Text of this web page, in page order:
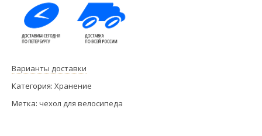
Варианты доставки
Категория: Хранение
Метка: чехол для велосипеда